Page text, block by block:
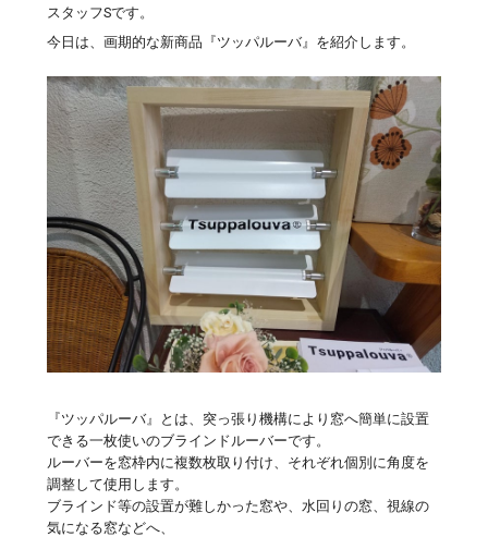
スタッフSです。
今日は、画期的な新商品『ツッパルーバ』を紹介します。
『ツッパルーバ』とは、突っ張り機構により窓へ簡単に設置
できる一枚使いのブラインドルーバーです。
ルーバーを窓枠内に複数枚取り付け、それぞれ個別に角度を
調整して使用します。
ブラインド等の設置が難しかった窓や、水回りの窓、視線の
気になる窓などへ、